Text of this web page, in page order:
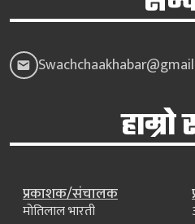
प्रकाशक/संचालक
मोतिलाल भारती